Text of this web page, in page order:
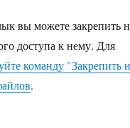
вы можете закрепить
доступа к нему. Для
команду "Закрепить
.